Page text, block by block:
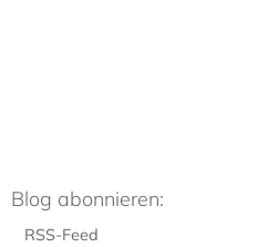
Blog abonnieren:
RSS-Feed